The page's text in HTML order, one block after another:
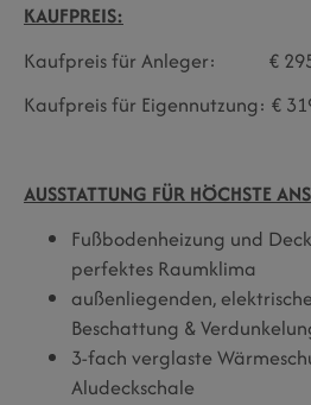
KAUFPREIS:
Kaufpreis für Anleger: €
Kaufpreis für Eigennutzung: €
AUSSTATTUNG FÜR HÖCHSTE
Fußbodenheizung und
perfektes Raumklima
außenliegenden,
Beschattung &
3-fach verglaste
Aludeckschale